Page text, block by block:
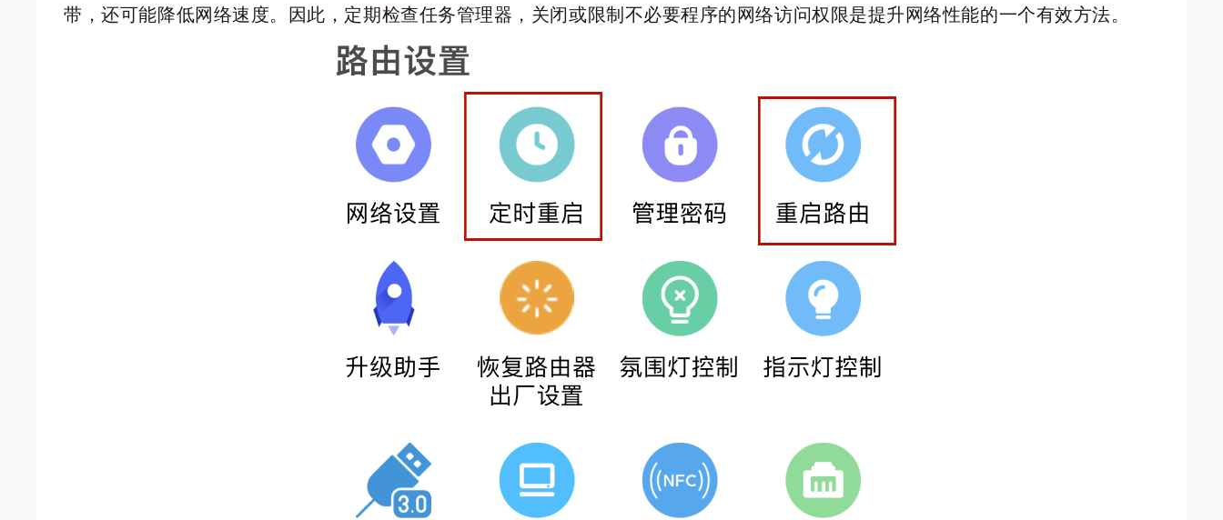
带，还可能降低网络速度。因此，定期检查任务管理器，关闭或限制不必要程序的网络访问权限是提升网络性能的一个有效方法。